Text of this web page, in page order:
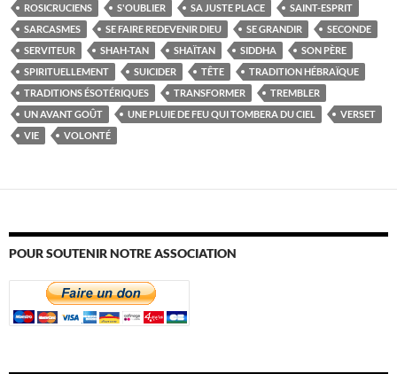
ROSICRUCIENS
S'OUBLIER SA JUSTE PLACE
SAINT-ESPRIT
SARCASMES
SE FAIRE REDEVENIR DIEU SE GRANDIR
SECONDE
SERVITEUR
SHAH-TAN SHAÏTAN SIDDHA
SON PÈRE
SPIRITUELLEMENT
SUICIDER TÊTE
TRADITION HÉBRAÏQUE
TRADITIONS ÉSOTÉRIQUES
TRANSFORMER
TREMBLER
UN AVANT GOÛT
UNE PLUIE DE FEU QUI TOMBERA DU CIEL
VERSET
VIE
VOLONTÉ
POUR SOUTENIR NOTRE ASSOCIATION